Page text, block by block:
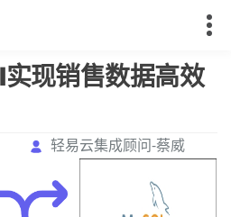
现销售数据高效
轻易云集成顾问-蔡威